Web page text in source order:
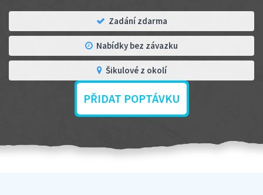
Zadání zdarma
Nabídky bez závazku
Šikulové z okolí
PŘIDAT POPTÁVKU